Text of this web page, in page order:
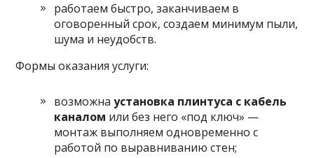
работаем быстро, заканчиваем в
оговоренный срок, создаем минимум пыли,
шума и неудобств.
Формы оказания услуги:
возможнаустановка плинтуса с кабель
каналом или без него «под ключ» —
монтаж выполняем одновременно с
работой по выравниванию стен;